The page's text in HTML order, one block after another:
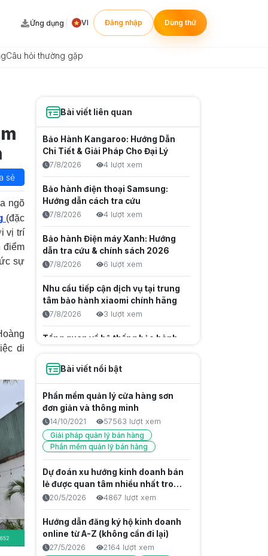
Ứng dụng VI Đăng nhập Dùng thử
Câu hỏi thường gặp
sẻ
ngõ
(đặc
vị trí
điểm
sự
di
Bài viết liên quan
Bảo Hành Kangaroo: Hướng Dẫn
Chi Tiết & Giải Pháp Cho Đại Lý
7/8/2026 4 lượt xem
Bảo hành điện thoại Samsung:
Hướng dẫn cách tra cứu
7/8/2026 4 lượt xem
Bảo hành Điện máy Xanh: Hướng
dẫn tra cứu & chính sách 2026
7/8/2026 6 lượt xem
Nhu cầu tiếp cận dịch vụ tại trung
tâm bảo hành xiaomi chính hãng
7/8/2026 3 lượt xem
Tổng quan về hệ thống bảo hành
ngành bán lẻ
7/8/2026 4 lượt xem
Free Trọn Bộ Cho Lập Trình Viên
6/8/2026
12 lượt xem
Kiến thức công nghệ
Bản Chất Blackbox AI Là Gì?
Trình Chuyên Sâu
6/8/2026
15 lượt xem
Kiến thức công nghệ
Quang Khắc Là Gì? Giải Thích Chi
Tiết Công Nghệ
6/8/2026 13 lượt xem
Bài viết nổi bật
Phần mềm quản lý cửa hàng sơn
đơn giản và thông minh
14/10/2021
57563 lượt xem
Giải pháp quản lý bán hàng
Phần mềm quản lý bán hàng
Dự đoán xu hướng kinh doanh bán
lẻ được quan tâm nhiều nhất trong
năm 2027
20/5/2026 4867 lượt xem
Hướng dẫn đăng ký hộ kinh doanh
online từ A-Z (không cần đi lại)
27/5/2026
2164 lượt xem